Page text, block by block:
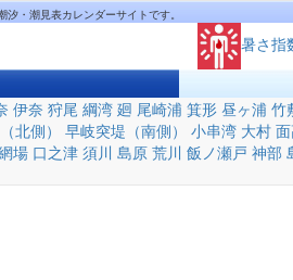
・潮見表カレンダーサイトです。
暑さ指
伊奈 狩尾 綱湾 廻 尾崎浦 箕形 昼ヶ浦 竹
北側） 早岐突堤（南側） 小串湾 大村
場 口之津 須川 島原 荒川 飯ノ瀬戸 神部